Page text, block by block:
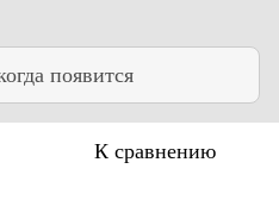
появится
К сравнению